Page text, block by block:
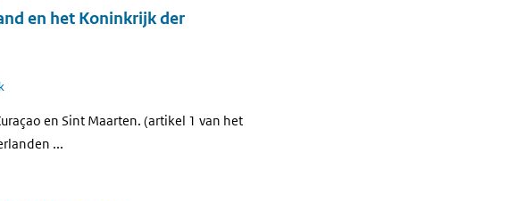
en het Koninkrijk der
en Sint Maarten. (artikel 1 van het
...